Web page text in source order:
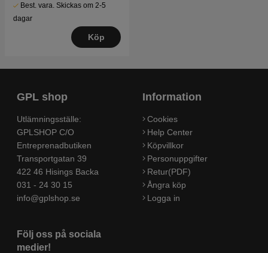
Best. vara. Skickas om 2-5
dagar
Köp
GPL shop
Utlämningsställe:
GPLSHOP C/O
Entreprenadbutiken
Transportgatan 39
422 46 Hisings Backa
031 - 24 30 15
info@gplshop.se
Följ oss på sociala
medier!
Information
Cookies
Help Center
Köpvillkor
Personuppgifter
Retur(PDF)
Ångra köp
Logga in